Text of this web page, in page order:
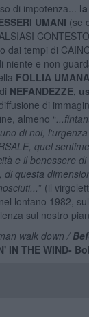
di impotenza...
UMANI (se
dai tempi di
niente e non
FOLLIA UMANA
NEFANDEZZE,
di
almeno “
di noi,
, quel
e il benessere
questa
” (il
lontano 1982,
sul nostro
walk down /
IN THE WIND-